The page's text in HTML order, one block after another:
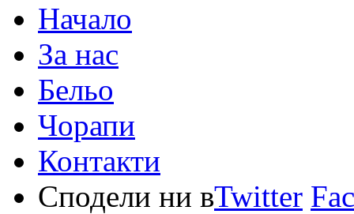
Начало
За нас
Бельо
Чорапи
Контакти
Сподели ни вTwitter